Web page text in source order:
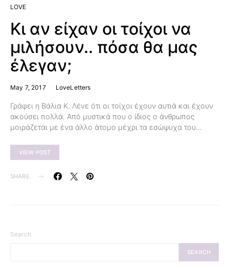
LOVE
Κι αν είχαν οι τοίχοι να
μιλήσουν.. πόσα θα μας
έλεγαν;
May 7, 2017 LoveLetters
Γράφει η Βάλια Κ. Λένε ότι οι τοίχοι έχουν αυτιά και έχουν
ακούσει πολλά. Από μυστικά που ο ίδιος ο άνθρωπος
μοιράζεται με ένα άλλο άτομο μέχρι τα εσώψυχα του…
VIEW POST
SHARE
Search
SEARCH